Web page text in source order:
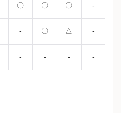
〇 〇 〇 -
- 〇 △ -
- - - -